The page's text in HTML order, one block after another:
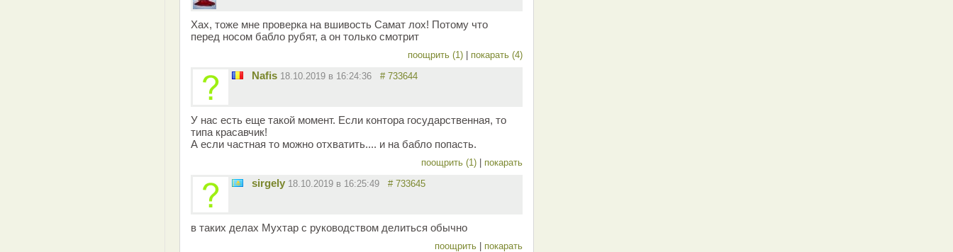
Хах, тоже мне проверка на вшивость Самат лох! Потому что
перед носом бабло рубят, а он только смотрит
поощрить (1) покарать (4)
Nafis 18.10.2019 в 16:24:36 # 733644
У нас есть еще такой момент. Если контора государственная, то
типа красавчик!
А если частная то можно отхватить.... и на бабло попасть.
поощрить (1) покарать
sirgely 18.10.2019 в 16:25:49 # 733645
в таких делах Мухтар с руководством делиться обычно
поощрить покарать